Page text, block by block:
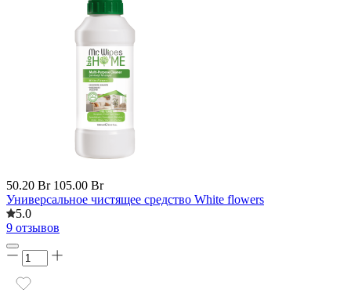
50.20 Br 105.00 Br
Универсальное чистящее средство White flowers
5.0
9 отзывов